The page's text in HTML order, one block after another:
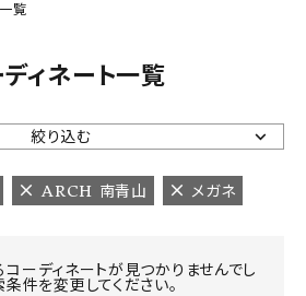
覧
ィネート一覧
絞り込む
ARCH 南青山 メガネ
ーディネートが見つかりませんでし
条件を変更してください。